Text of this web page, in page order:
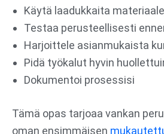
Käytä laadukkaita
Testaa perusteellisesti
Harjoittele asianmukaista
Pidä työkalut hyvin
Dokumentoi prosessisi
Tämä opas tarjoaa vankan
oman ensimmäisen